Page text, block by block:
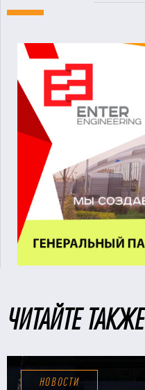
ЧИТАЙТЕ ТАКЖЕ
НОВОСТИ